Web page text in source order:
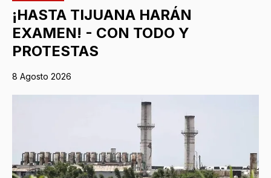
¡HASTA TIJUANA HARÁN
EXAMEN! - CON TODO Y
PROTESTAS
8 Agosto 2026